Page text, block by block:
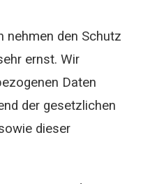
nehmen den Schutz
ernst. Wir
Daten
der gesetzlichen
dieser